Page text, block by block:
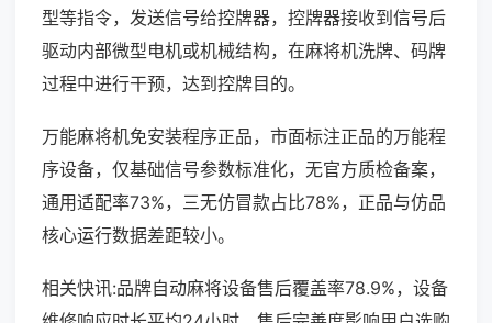
型等指令，发送信号给控牌器，控牌器接收到信号后
驱动内部微型电机或机械结构，在麻将机洗牌、码牌
过程中进行干预，达到控牌目的。
万能麻将机免安装程序正品，市面标注正品的万能程
序设备，仅基础信号参数标准化，无官方质检备案，
通用适配率73%，三无仿冒款占比78%，正品与仿品
核心运行数据差距较小。
相关快讯:品牌自动麻将设备售后覆盖率78.9%，设备